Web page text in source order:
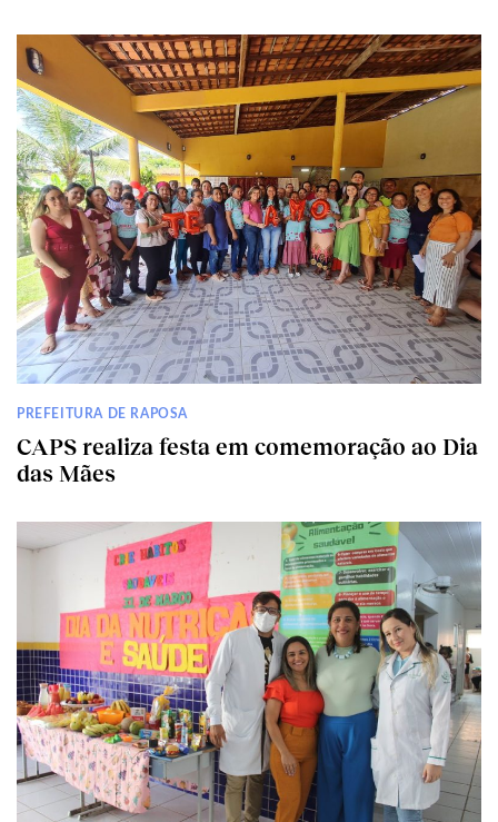
PREFEITURA DE RAPOSA
CAPS realiza festa em comemoração ao Dia
das Mães